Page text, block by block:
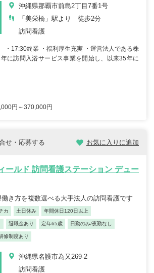
沖縄県那覇市前島2丁目7番1号
「美栄橋」駅より 徒歩2分
訪問看護
・17:30終業 ・福利厚生充実 ・運営法人である株
に訪問入浴サービス事業を開始し、以来35年に
円～370,000円
せ・応募する お気に入りに追加
ールド 訪問看護ステーション デュー
き方を複数選べる大手法人の訪問看護です
カ 土日休み 年間休日120日以上
退職金あり 定年65歳 日勤のみ/夜勤なし
修制度あり
沖縄県名護市為又269-2
訪問看護